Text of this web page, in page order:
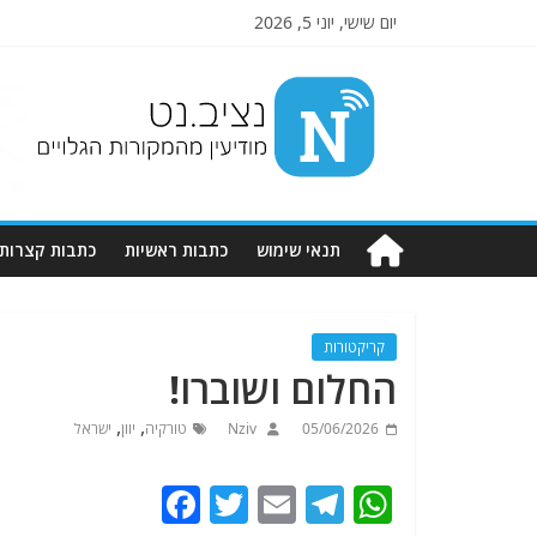
יום שישי, יוני 5, 2026
Nziv.net
מודיעין
מהמקורות
תנאי שימוש כתבות ראשיות כתבות קצרות
קריקטורות
החלום ושוברו!
05/06/2026
Nziv טורקיה, יוון, ישראל
W
T
E
T